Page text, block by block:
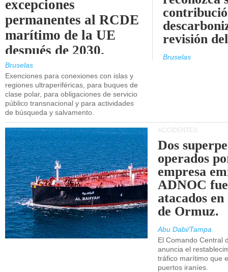
excepciones
permanentes al RCDE
marítimo de la UE
después de 2030.
Bruselas
Exenciones para conexiones con islas y
regiones ultraperiféricas, para buques de
clase polar, para obligaciones de servicio
público transnacional y para actividades
de búsqueda y salvamento.
revisión
Bruselas
ACCIDENTES
Dos
operados
empresa
ADNOC
atacados
de Ormuz.
Abu Dabi/Tampa
El Comando Central
anuncia el
tráfico marítimo que
puertos iraníes.